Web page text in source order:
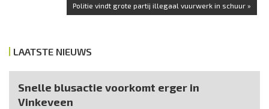
Politie vindt grote partij illegaal vuurwerk in schuur »
LAATSTE NIEUWS
Snelle blusactie voorkomt erger in
Vinkeveen